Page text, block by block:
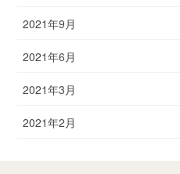
2021年9月
2021年6月
2021年3月
2021年2月